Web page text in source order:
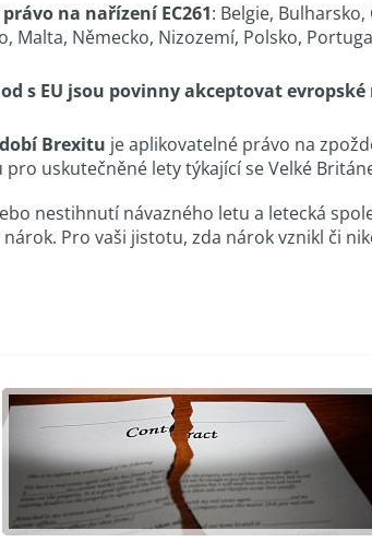
na nařízení EC261: Belgie,
Malta, Německo, Nizozemí, Polsko,
s EU jsou povinny akceptovat evropské
Brexitu je aplikovatelné právo na
uskutečněné lety týkající se Velké
nestihnutí návazného letu a letecká
Pro vaši jistotu, zda nárok vznikl či